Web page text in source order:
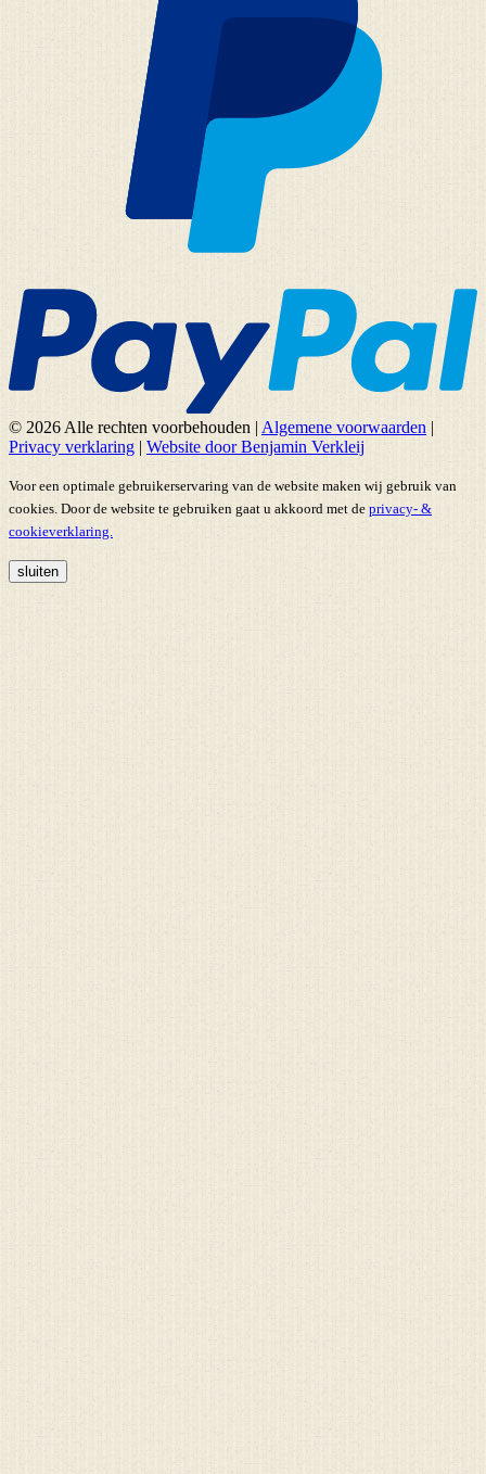
© 2026 Alle rechten voorbehouden | Algemene voorwaarden |
Privacy verklaring | Website door Benjamin Verkleij
Voor een optimale gebruikerservaring van de website maken wij gebruik van
cookies. Door de website te gebruiken gaat u akkoord met de privacy- &
cookieverklaring.
sluiten